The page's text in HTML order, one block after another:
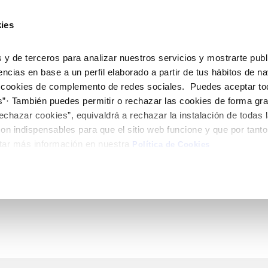
y de terceros para analizar nuestros servicios y mostrarte
en base a un perfil elaborado a partir de tus hábitos de
de complemento de redes sociales. Puedes aceptar
También puedes permitir o rechazar las cookies de forma
cookies”, equivaldrá a rechazar la instalación de todas
indispensables para que el sitio web funcione y que por
más información en nuestra
Política de Cookies
de titular
de suministro
de suministro
MODIFICACIÓN DE DATOS
Actualizar datos bancarios
Actualizar datos de domicilio
Actualizar datos personales
AL CLIENTE
contacto
interés
obras y afectaciones
COMPROMISO DE SERVICIO
Normativa del servicio
Customer Counsel
del agua
CUIDADOS DEL AGUA
Consejos de ahorro
Depósitos comunitarios
Consejos para evitar averías en